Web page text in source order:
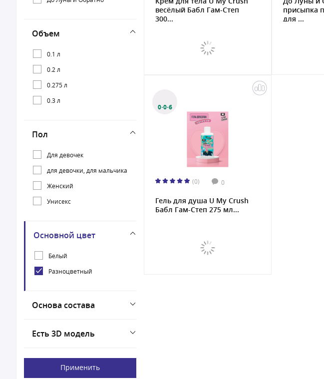
Объем
0.1 л
0.2 л
0.275 л
0.3 л
Пол
Для девочек
для девочки, для мальчика
Женский
Унисекс
Основной цвет
Белый
Разноцветный
Основа состава
Есть 3D модель
Применить
весёлый Бабл Гам-Степ
300...
присыпка
для ...
0·0·6
(0) 0
Гель для душа U My Crush
Бабл Гам-Степ 275 мл...